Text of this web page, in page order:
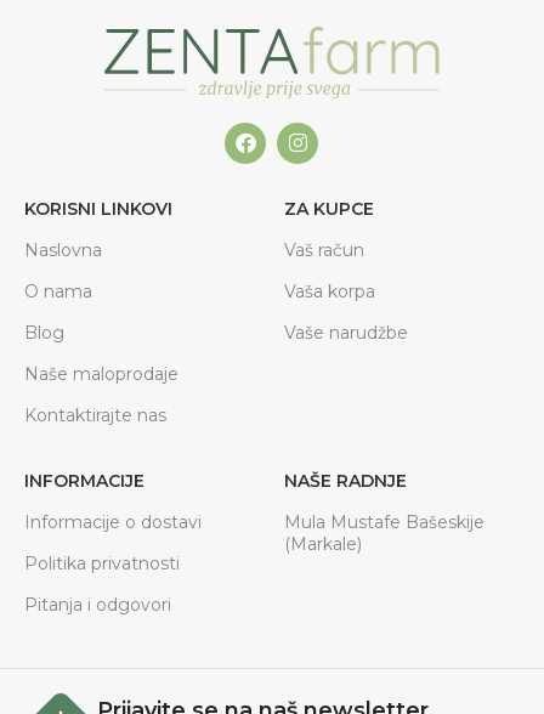
KORISNI LINKOVI
Naslovna
O nama
Blog
Naše maloprodaje
Kontaktirajte nas
ZA KUPCE
Vaš račun
Vaša korpa
Vaše narudžbe
INFORMACIJE
Informacije o dostavi
Politika privatnosti
Pitanja i odgovori
NAŠE RADNJE
Mula Mustafe Bašeskije
(Markale)